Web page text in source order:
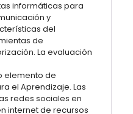
informáticas para
y
del
de
La evaluación
elemento de
el Aprendizaje. Las
redes sociales en
internet de recursos